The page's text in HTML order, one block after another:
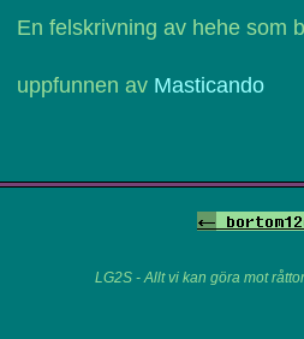
En felskrivning av hehe som
uppfunnen av Masticando
<-
LG2S - Allt vi kan göra mot